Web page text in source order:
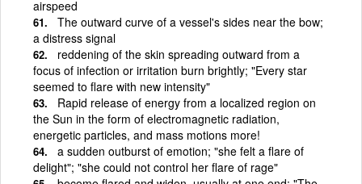
airspeed
The outward curve of a vessel's sides near the bow;
a distress signal
reddening of the skin spreading outward from a
focus of infection or irritation burn brightly; "Every star
seemed to flare with new intensity"
Rapid release of energy from a localized region on
the Sun in the form of electromagnetic radiation,
energetic particles, and mass motions more!
a sudden outburst of emotion; "she felt a flare of
delight"; "she could not control her flare of rage"